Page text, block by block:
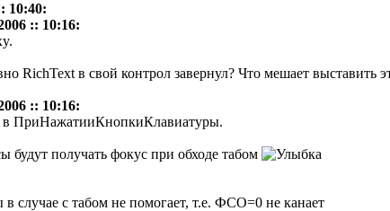
10:40:
:: 10:16:
RichText в свой контрол завернул? Что мешает выставить
:: 10:16:
в ПриНажатииКнопкиКлавиатуры.
получать фокус при обходе табом
с табом не помогает, т.е. ФСО=0 не канает